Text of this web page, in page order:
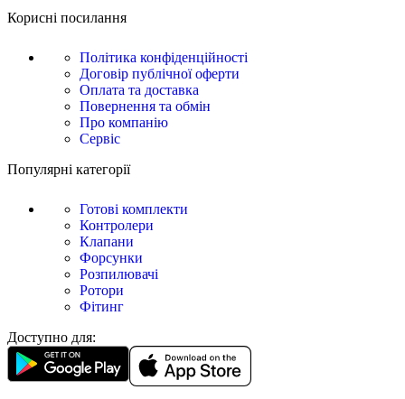
Корисні посилання
Політика конфіденційності
Договір публічної оферти
Оплата та доставка
Повернення та обмін
Про компанію
Сервіс
Популярні категорії
Готові комплекти
Контролери
Клапани
Форсунки
Розпилювачі
Ротори
Фітинг
Доступно для: